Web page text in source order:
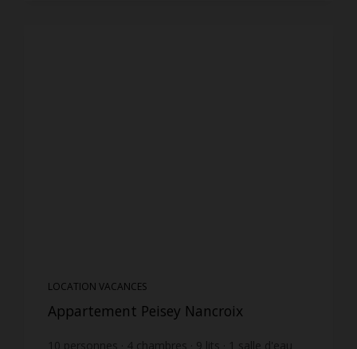
LOCATION VACANCES
Appartement Peisey Nancroix
10 personnes 4 chambres 9 lits 1 salle d'eau